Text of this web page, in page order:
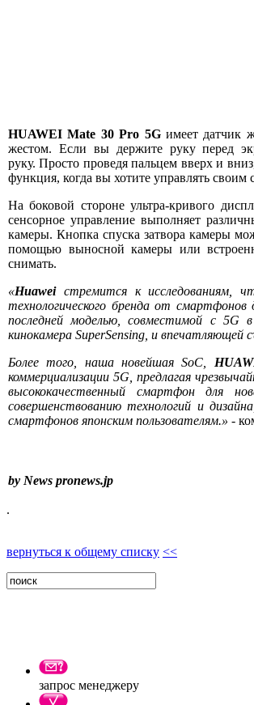
HUAWEI Mate 30 Pro 5Gимеет датчик
жестом. Если вы держите руку перед
руку. Просто проведя пальцем вверх и
функция, когда вы хотите управлять
На боковой стороне ультра-кривого
сенсорное управление выполняет
камеры. Кнопка спуска затвора камеры
помощью выносной камеры или
снимать.
«Huaweiстремится к исследованиям,
технологического бренда от
последней моделью, совместимой с 5G
кинокамера SuperSensing, и
Более того, наша новейшая SoC,
коммерциализации 5G, предлагая
высококачественный смартфон для
совершенствованию технологий и
смартфонов японским пользователям.» -
by News pronews.jp
.
вернуться к общему списку <<
запрос менеджеру